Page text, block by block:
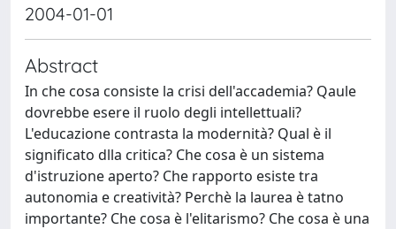
2004-01-01
Abstract
In che cosa consiste la crisi dell'accademia? Qaule
dovrebbe esere il ruolo degli intellettuali?
L'educazione contrasta la modernità? Qual è il
significato dlla critica? Che cosa è un sistema
d'istruzione aperto? Che rapporto esiste tra
autonomia e creatività? Perchè la laurea è tatno
importante? Che cosa è l'elitarismo? Che cosa è una